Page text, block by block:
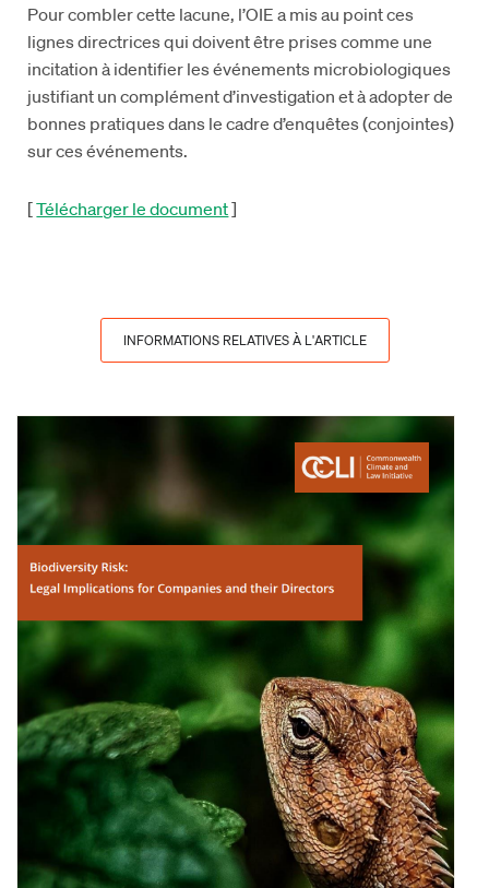
Pour combler cette lacune, l’OIE a mis au point ces
lignes directrices qui doivent être prises comme une
incitation à identifier les événements microbiologiques
justifiant un complément d’investigation et à adopter de
bonnes pratiques dans le cadre d’enquêtes (conjointes)
sur ces événements.
[Télécharger le document]
INFORMATIONS RELATIVES À L'ARTICLE